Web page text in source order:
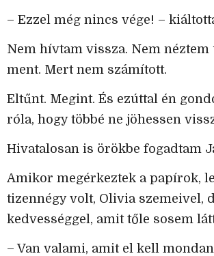
– Ezzel még nincs vége! –
Nem hívtam vissza. Nem néztem
ment. Mert nem számított.
Eltűnt. Megint. És ezúttal én
róla, hogy többé ne jöhessen
Hivatalosan is örökbe fogadtam
Amikor megérkeztek a papírok,
tizennégy volt, Olivia szemeivel,
kedvességgel, amit tőle sosem
– Van valami, amit el kell